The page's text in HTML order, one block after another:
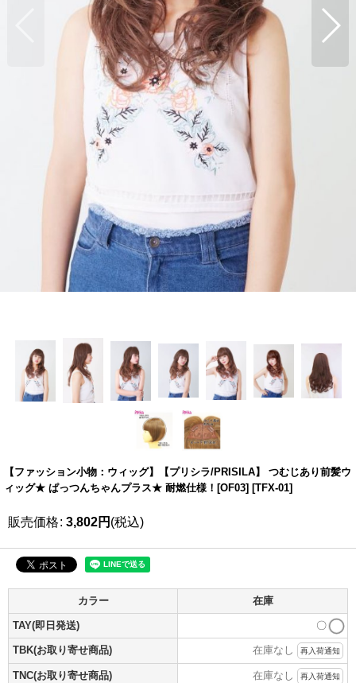
【ファッション小物：ウィッグ】【プリシラ/PRISILA】 つむじあり前髪ウ
ィッグ★ ぱっつんちゃんプラス★ 耐燃仕様！[OF03] [TFX-01]
販売価格: 3,802円 (税込)
カラー 在庫
TAY(即日発送) 〇
TBK(お取り寄せ商品) 在庫なし 再入荷通知
TNC(お取り寄せ商品) 在庫なし 再入荷通知